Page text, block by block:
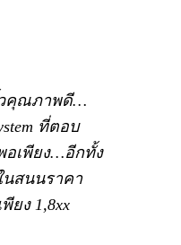
วคุณภาพดี…
ที่ตอบ
อเพียง…อีกทั้ง
นสนนราคา
ยง 1,8xx